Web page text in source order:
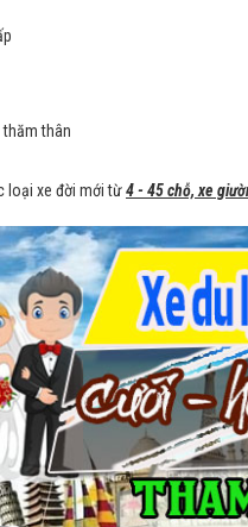
thăm thân
loại xe đời mới từ4 - 45 chỗ, xe